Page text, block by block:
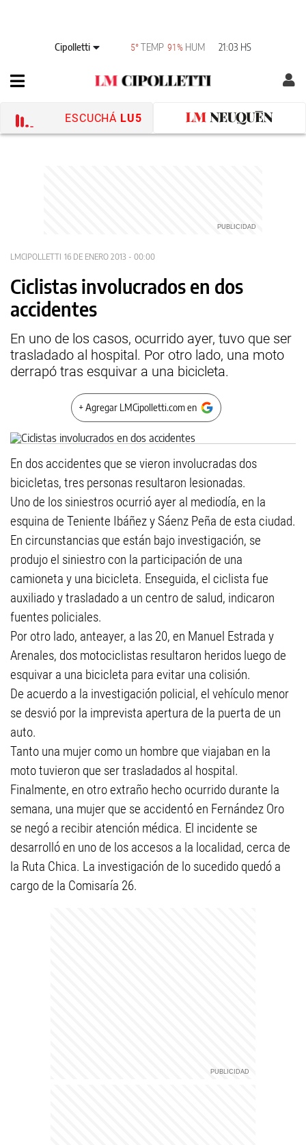
Cipolletti 5°TEMP 91% HUM 21:03 HS
ESCUCHÁ LU5
LMCIPOLLETTI 16 DE ENERO 2013 - 00:00
Ciclistas involucrados en dos
accidentes
En uno de los casos, ocurrido ayer, tuvo que ser
trasladado al hospital. Por otro lado, una moto
derrapó tras esquivar a una bicicleta.
+ Agregar LMCipolletti.com en
En dos accidentes que se vieron involucradas dos
bicicletas, tres personas resultaron lesionadas.
Uno de los siniestros ocurrió ayer al mediodía, en la
esquina de Teniente Ibáñez y Sáenz Peña de esta ciudad.
En circunstancias que están bajo investigación, se
produjo el siniestro con la participación de una
camioneta y una bicicleta. Enseguida, el ciclista fue
auxiliado y trasladado a un centro de salud, indicaron
fuentes policiales.
Por otro lado, anteayer, a las 20, en Manuel Estrada y
Arenales, dos motociclistas resultaron heridos luego de
esquivar a una bicicleta para evitar una colisión.
De acuerdo a la investigación policial, el vehículo menor
se desvió por la imprevista apertura de la puerta de un
auto.
Tanto una mujer como un hombre que viajaban en la
moto tuvieron que ser trasladados al hospital.
Finalmente, en otro extraño hecho ocurrido durante la
semana, una mujer que se accidentó en Fernández Oro
se negó a recibir atención médica. El incidente se
desarrolló en uno de los accesos a la localidad, cerca de
la Ruta Chica. La investigación de lo sucedido quedó a
cargo de la Comisaría 26.